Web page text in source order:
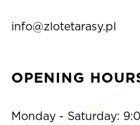
info@zlotetarasy.pl
OPENING
Monday - Saturday: